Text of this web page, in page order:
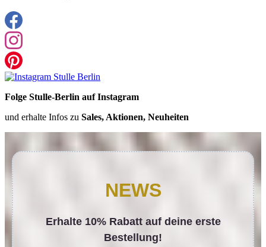
Folge Stulle-Berlin auf Instagram
und erhalte Infos zu Sales, Aktionen, Neuheiten
NEWS
Erhalte 10% Rabatt auf deine erste
Bestellung!